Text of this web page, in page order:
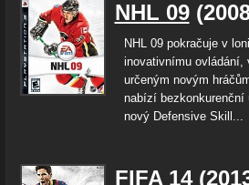
NHL 09
NHL 09 pokračuje v
inovativnímu ovládání,
určeným novým
nabízí bezkonkurenční
nový Defensive Skill...
FIFA 14